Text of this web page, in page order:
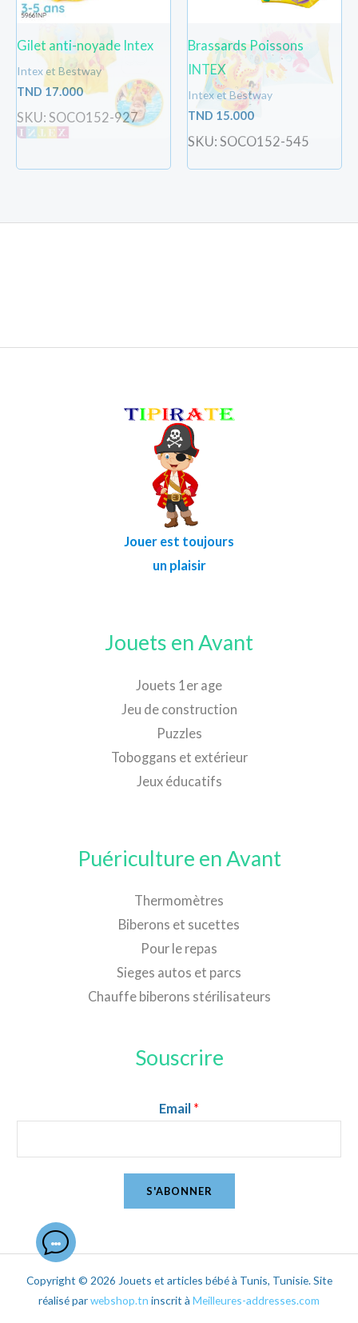
Gilet anti-noyade Intex
Intex et Bestway
TND 17.000
SKU: SOCO152-927
Brassards Poissons
INTEX
Intex et Bestway
TND 15.000
SKU: SOCO152-545
Jouer est toujours
un plaisir
Jouets en Avant
Jouets 1er age
Jeu de construction
Puzzles
Toboggans et extérieur
Jeux éducatifs
Puériculture en Avant
Thermomètres
Biberons et sucettes
Pour le repas
Sieges autos et parcs
Chauffe biberons stérilisateurs
Souscrire
Email *
S'ABONNER
Copyright © 2026 Jouets et articles bébé à Tunis, Tunisie. Site
réalisé parwebshop.tn inscrit à Meilleures-addresses.com